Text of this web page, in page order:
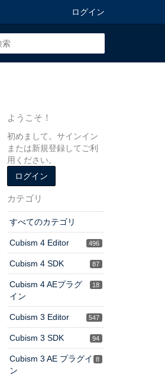
ログイン
ようこそ！
初めまして。サインイン
または新規登録してご利
用ください。
ログイン
カテゴリ
すべてのカテゴリ
496
Cubism 4 Editor
87
Cubism 4 SDK
18
Cubism 4 AEプラグ
イン
547
Cubism 3 Editor
94
Cubism 3 SDK
8
Cubism 3 AE プラグイ
ン